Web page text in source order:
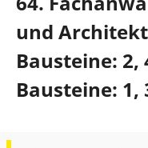
und
Bausteine: 2,
Bausteine: 1,